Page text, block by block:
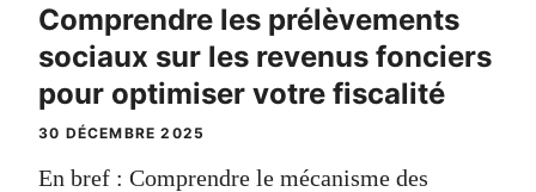
Comprendre les prélèvements
sociaux sur les revenus fonciers
pour optimiser votre fiscalité
30 DÉCEMBRE 2025
En bref : Comprendre le mécanisme des